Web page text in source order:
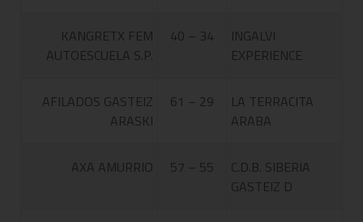
KANGRETX FEM
AUTOESCUELA S.P.
40 – 34
INGALVI
EXPERIENCE
AFILADOS GASTEIZ
ARASKI
61 – 29
LA TERRACITA
ARABA
AXA AMURRIO 57 – 55
C.D.B. SIBERIA
GASTEIZ D